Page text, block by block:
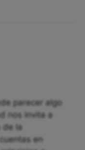
parecer algo
nos invita a
de la
en